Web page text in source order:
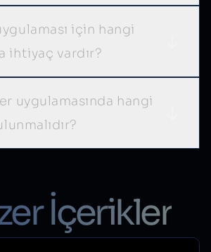
için hangi
ihtiyaç vardır?
uygulamasında hangi
İçerikler